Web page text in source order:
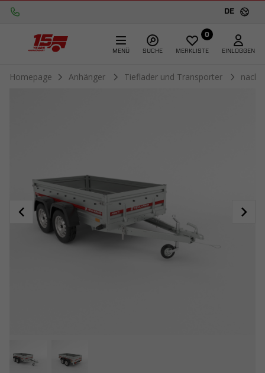
DE
MENÜ SUCHE
0
MERKLISTE EINLOGGEN
Homepage Anhänger Tieflader und Transporter nach